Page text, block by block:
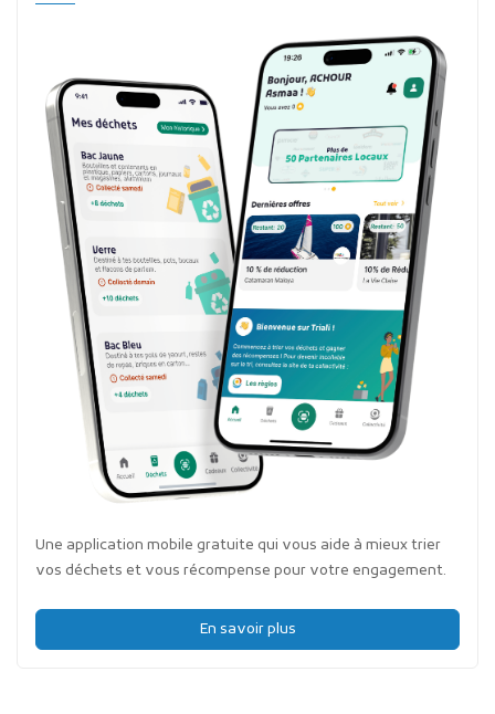
Une application mobile gratuite qui vous aide à mieux trier
vos déchets et vous récompense pour votre engagement.
En savoir plus